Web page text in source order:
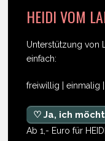
HEIDI VOM
Unterstützung von
einfach:
freiwillig | einmalig
♡ Ja, ich
Ab 1,- Euro für